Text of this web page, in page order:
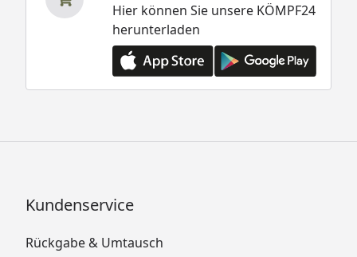
Hier können Sie unsere KÖMPF24
herunterladen
Kundenservice
Rückgabe & Umtausch